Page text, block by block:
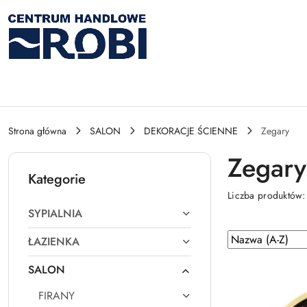
Przejdź do treści głównej
Przejdź do wyszukiwarki
Przejdź do moje konto
Przejdź do menu głównego
Przejdź do stopki
Strona główna SALON DEKORACJE ŚCIENNE Zegary
Kategorie
SYPIALNIA
ŁAZIENKA
SALON
FIRANY
Zegary
Liczba
Zastosowano
sortowanie:
Sortuj
według